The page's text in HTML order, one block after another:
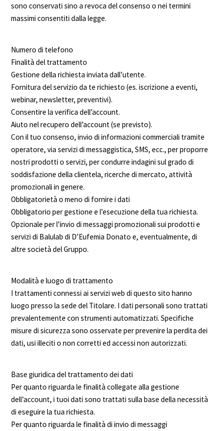
sono conservati sino a revoca del consenso o nei termini
massimi consentiti dalla legge.
Numero di telefono
Finalità del trattamento
Gestione della richiesta inviata dall’utente.
Fornitura del servizio da te richiesto (es. iscrizione a eventi,
webinar, newsletter, preventivi).
Consentire la verifica dell’account.
Aiuto nel recupero dell’account (se previsto).
Con il tuo consenso, invio di informazioni commerciali tramite
operatore, via servizi di messaggistica, SMS, ecc., per proporre
nostri prodotti o servizi, per condurre indagini sul grado di
soddisfazione della clientela, ricerche di mercato, attività
promozionali in genere.
Obbligatorietà o meno di fornire i dati
Obbligatorio per gestione e l’esecuzione della tua richiesta.
Opzionale per l’invio di messaggi promozionali sui prodotti e
servizi di Balulab di D’Eufemia Donato e, eventualmente, di
altre società del Gruppo.
Modalità e luogo di trattamento
I trattamenti connessi ai servizi web di questo sito hanno
luogo presso la sede del Titolare. I dati personali sono trattati
prevalentemente con strumenti automatizzati. Specifiche
misure di sicurezza sono osservate per prevenire la perdita dei
dati, usi illeciti o non corretti ed accessi non autorizzati.
Base giuridica del trattamento dei dati
Per quanto riguarda le finalità collegate alla gestione
dell’account, i tuoi dati sono trattati sulla base della necessità
di eseguire la tua richiesta.
Per quanto riguarda le finalità di invio di messaggi